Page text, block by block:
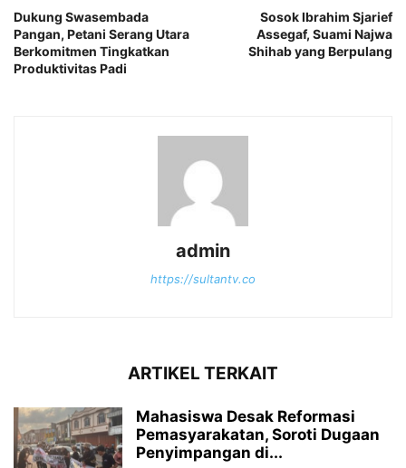
Dukung Swasembada
Pangan, Petani Serang Utara
Berkomitmen Tingkatkan
Produktivitas Padi
Sosok Ibrahim Sjarief
Assegaf, Suami Najwa
Shihab yang Berpulang
admin
https://sultantv.co
ARTIKEL TERKAIT
Mahasiswa Desak Reformasi
Pemasyarakatan, Soroti Dugaan
Penyimpangan di...